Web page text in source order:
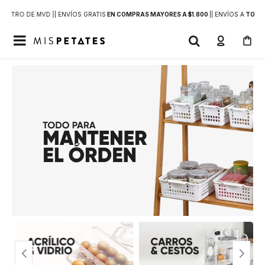
DE MVD | | ENVÍOS GRATIS EN COMPRAS MAYORES A $1.800 | ENVÍOS ATODO
